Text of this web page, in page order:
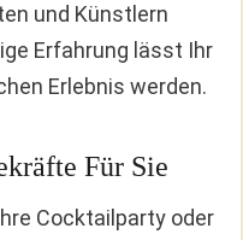
und Künstlern
Erfahrung lässt Ihr
Erlebnis werden.
Für Sie
Cocktailparty oder